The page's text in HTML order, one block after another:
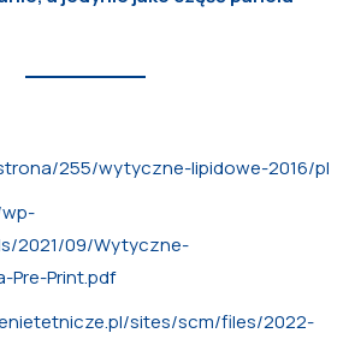
255/wytyczne-lipidowe-2016/pl
2021/09/Wytyczne-
Pre-Print.pdf
sites/scm/files/2022-